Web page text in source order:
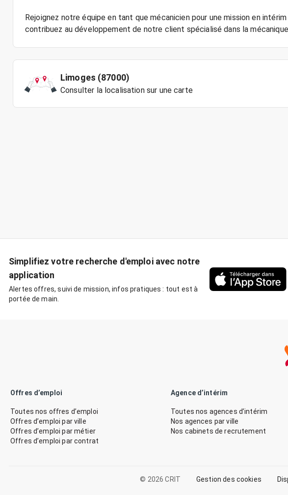
Rejoignez notre équipe en tant que mécanicien pour une mission en
Limoges (87000)
Consulter la localisation sur une carte
Simplifiez votre recherche d'emploi avec notre
application
Alertes offres, suivi de mission, infos pratiques : tout est à
portée de main.
Offres d’emploi
Toutes nos offres d’emploi
Offres d’emploi par ville
Offres d’emploi par métier
Offres d’emploi par contrat
Agence d’intérim
Toutes nos agences d’intérim
Nos agences par ville
Nos cabinets de recrutement
© 2026 CRIT Gestion des cookies